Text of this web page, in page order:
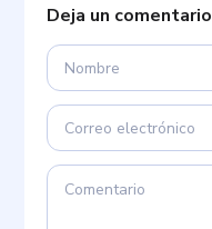
Deja un comentario